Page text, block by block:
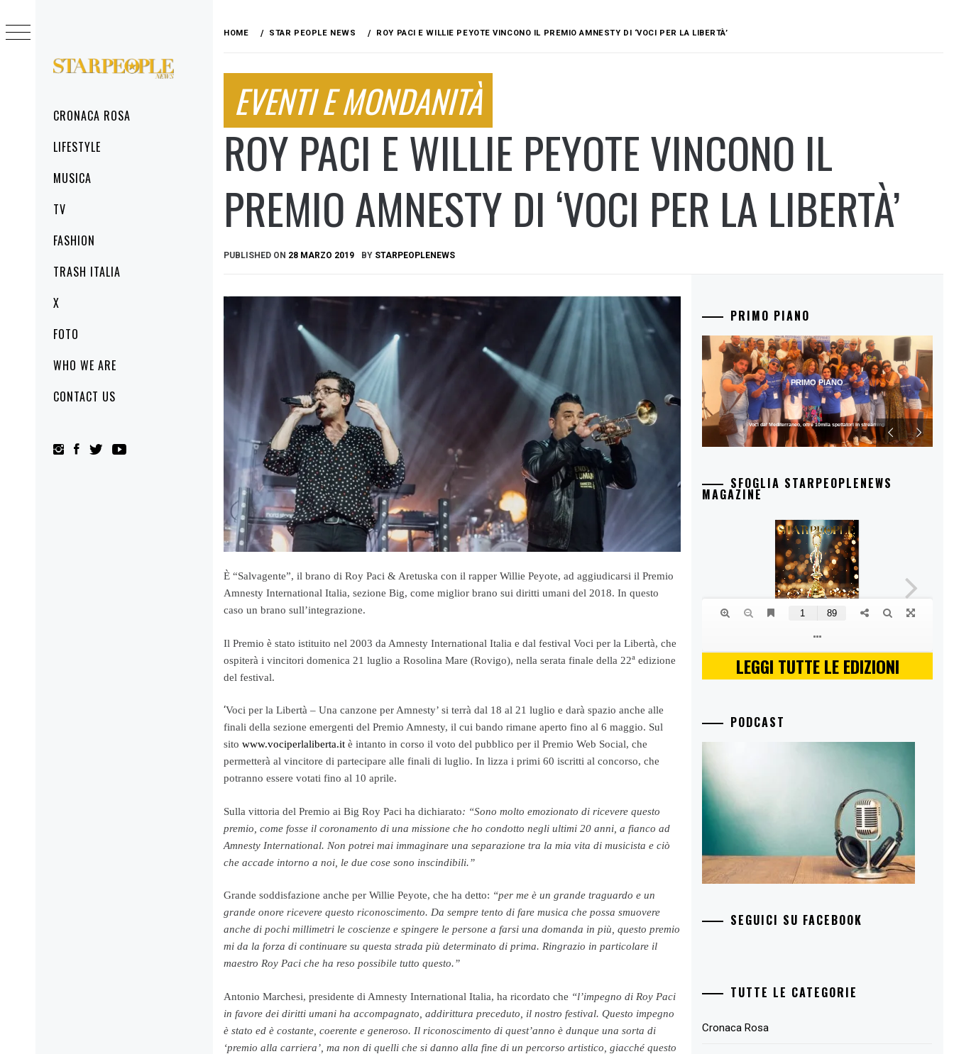
STARPEOPLENEWS
MenuCRONACA ROSA
LIFESTYLE
MUSICA
TV
FASHION
TRASH ITALIA
X
FOTO
WHO WE ARE
CONTACT US
to
content
HOME STAR PEOPLE NEWS ROY PACI E WILLIE PEYOTE VINCONO IL PREMIO AMNESTY DI ‘VOCI PER LA LIBERTÀ’
EVENTI E MONDANITÀ
ROY PACI E WILLIE PEYOTE VINCONO IL
PREMIO AMNESTY DI ‘VOCI PER LA LIBERTÀ’
PUBLISHED ON 28 MARZO 2019 BY STARPEOPLENEWS
È “Salvagente”, il brano di Roy Paci & Aretuska con il rapper Willie Peyote, ad aggiudicarsi il Premio
Amnesty International Italia, sezione Big, come miglior brano sui diritti umani del 2018. In questo
caso un brano sull’integrazione.
Il Premio è stato istituito nel 2003 da Amnesty International Italia e dal festival Voci per la Libertà, che
ospiterà i vincitori domenica 21 luglio a Rosolina Mare (Rovigo), nella serata finale della 22a edizione
del festival.
‘Voci per la Libertà – Una canzone per Amnesty’ si terrà dal 18 al 21 luglio e darà spazio anche alle
finali della sezione emergenti del Premio Amnesty, il cui bando rimane aperto fino al 6 maggio. Sul
sito www.vociperlaliberta.it è intanto in corso il voto del pubblico per il Premio Web Social, che
permetterà al vincitore di partecipare alle finali di luglio. In lizza i primi 60 iscritti al concorso, che
potranno essere votati fino al 10 aprile.
Sulla vittoria del Premio ai Big Roy Paci ha dichiarato: “Sono molto emozionato di ricevere questo
premio, come fosse il coronamento di una missione che ho condotto negli ultimi 20 anni, a fianco ad
Amnesty International. Non potrei mai immaginare una separazione tra la mia vita di musicista e ciò
che accade intorno a noi, le due cose sono inscindibili.”
Grande soddisfazione anche per Willie Peyote, che ha detto: “per me è un grande traguardo e un
grande onore ricevere questo riconoscimento. Da sempre tento di fare musica che possa smuovere
anche di pochi millimetri le coscienze e spingere le persone a farsi una domanda in più, questo premio
mi da la forza di continuare su questa strada più determinato di prima. Ringrazio in particolare il
maestro Roy Paci che ha reso possibile tutto questo.”
Antonio Marchesi, presidente di Amnesty International Italia, ha ricordato che “l’impegno di Roy Paci
in favore dei diritti umani ha accompagnato, addirittura preceduto, il nostro festival. Questo impegno
è stato ed è costante, coerente e generoso. Il riconoscimento di quest’anno è dunque una sorta di
‘premio alla carriera’, ma non di quelli che si danno alla fine di un percorso artistico, giacché questo
PRIMO PIANO
Voci dal Mediterraneo, oltre 10mila spettatori in streaming
PRIMO PIANO
SFOGLIA STARPEOPLENEWS
MAGAZINE
LEGGI TUTTE LE EDIZIONI
PODCAST
SEGUICI SU FACEBOOK
TUTTE LE CATEGORIE
Cronaca Rosa